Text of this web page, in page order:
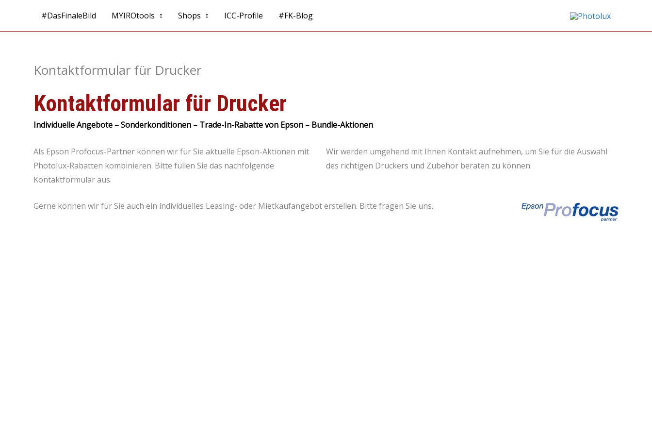
springen
#DasFinaleBild MYIROtools Shops ICC-Profile #FK-Blog
Kontaktformular für Drucker
Kontaktformular für Drucker
Individuelle Angebote – Sonderkonditionen – Trade-In-Rabatte von Epson – Bundle-Aktionen
Als Epson Profocus-Partner können wir für Sie aktuelle Epson-Aktionen mit
Photolux-Rabatten kombinieren. Bitte füllen Sie das nachfolgende
Kontaktformular aus.
Wir werden umgehend mit Ihnen Kontakt aufnehmen, um Sie für die Auswahl
des richtigen Druckers und Zubehör beraten zu können.
Gerne können wir für Sie auch ein individuelles Leasing- oder Mietkaufangebot erstellen. Bitte fragen Sie uns.